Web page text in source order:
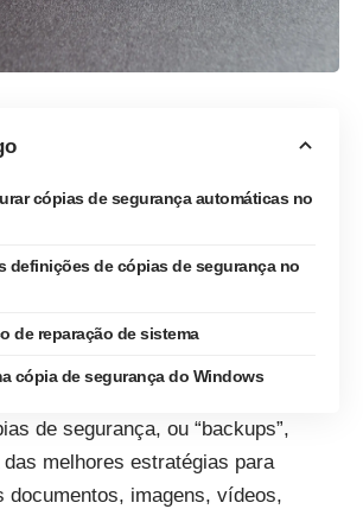
cópias de segurança automáticas no
definições de cópias de segurança no
de reparação de sistema
cópia de segurança do Windows
de segurança, ou “backups”,
melhores estratégias para
documentos, imagens, vídeos,